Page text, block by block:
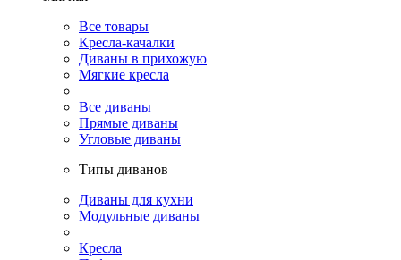
Все товары
Кресла-качалки
Диваны в прихожую
Мягкие кресла
Все диваны
Прямые диваны
Угловые диваны
Типы диванов
Диваны для кухни
Модульные диваны
Кресла